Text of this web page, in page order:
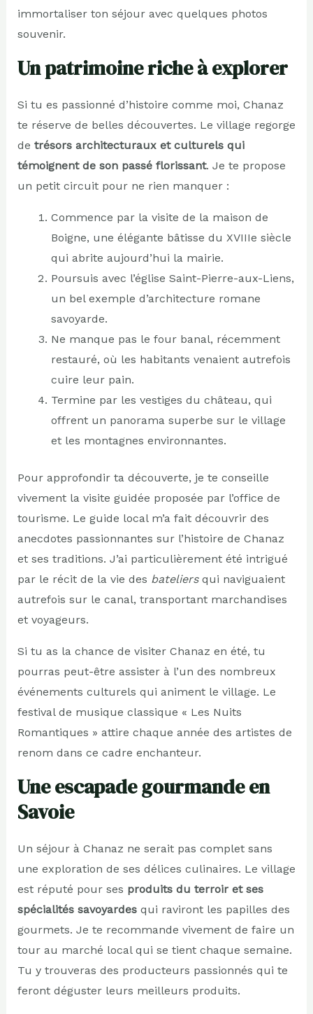
immortaliser ton séjour avec quelques photos
souvenir.
Un patrimoine riche à explorer
Si tu es passionné d’histoire comme moi, Chanaz
te réserve de belles découvertes. Le village regorge
de trésors architecturaux et culturels qui
témoignent de son passé florissant. Je te propose
un petit circuit pour ne rien manquer :
Commence par la visite de la maison de
Boigne, une élégante bâtisse du XVIIIe siècle
qui abrite aujourd’hui la mairie.
Poursuis avec l’église Saint-Pierre-aux-Liens,
un bel exemple d’architecture romane
savoyarde.
Ne manque pas le four banal, récemment
restauré, où les habitants venaient autrefois
cuire leur pain.
Termine par les vestiges du château, qui
offrent un panorama superbe sur le village
et les montagnes environnantes.
Pour approfondir ta découverte, je te conseille
vivement la visite guidée proposée par l’office de
tourisme. Le guide local m’a fait découvrir des
anecdotes passionnantes sur l’histoire de Chanaz
et ses traditions. J’ai particulièrement été intrigué
par le récit de la vie des bateliersqui naviguaient
autrefois sur le canal, transportant marchandises
et voyageurs.
Si tu as la chance de visiter Chanaz en été, tu
pourras peut-être assister à l’un des nombreux
événements culturels qui animent le village. Le
festival de musique classique « Les Nuits
Romantiques » attire chaque année des artistes de
renom dans ce cadre enchanteur.
Une escapade gourmande en
Savoie
Un séjour à Chanaz ne serait pas complet sans
une exploration de ses délices culinaires. Le village
est réputé pour ses produits du terroir et ses
spécialités savoyardesqui raviront les papilles des
gourmets. Je te recommande vivement de faire un
tour au marché local qui se tient chaque semaine.
Tu y trouveras des producteurs passionnés qui te
feront déguster leurs meilleurs produits.